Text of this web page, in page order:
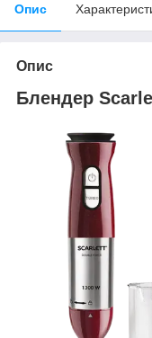
Опис
Опис
Блендер